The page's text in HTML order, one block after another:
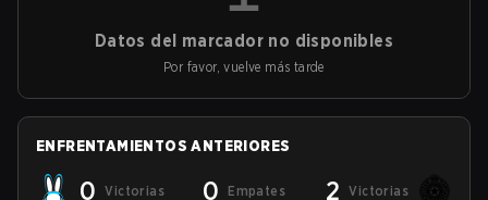
Datos del marcador no disponibles
Por favor, vuelve más tarde
ENFRENTAMIENTOS ANTERIORES
0 Victorias 0 Empates 2 Victorias